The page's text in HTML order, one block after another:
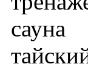
сауна